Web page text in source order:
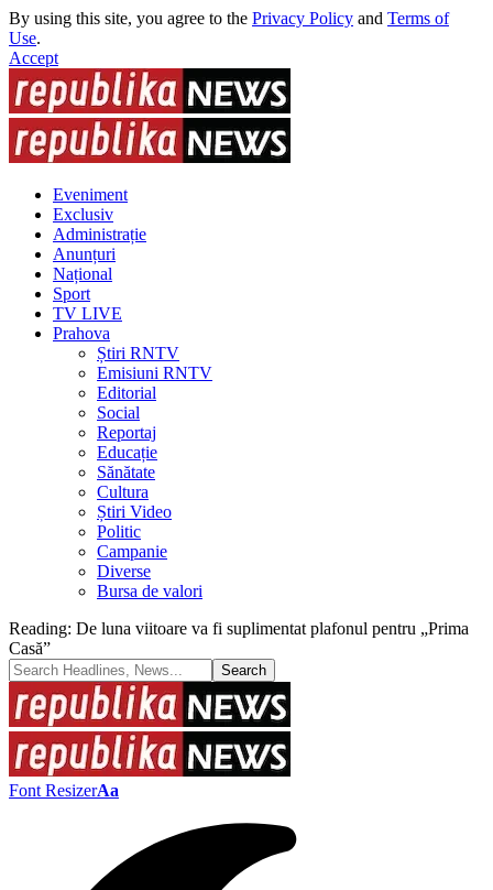
By using this site, you agree to the Privacy Policy and Terms of
Use.
Accept
Eveniment
Exclusiv
Administrație
Anunțuri
Național
Sport
TV LIVE
Prahova
Știri RNTV
Emisiuni RNTV
Editorial
Social
Reportaj
Educație
Sănătate
Cultura
Știri Video
Politic
Campanie
Diverse
Bursa de valori
Reading: De luna viitoare va fi suplimentat plafonul pentru „Prima
Casă”
Font ResizerAa